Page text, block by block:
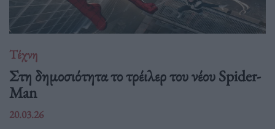
Τέχνη
Στη δημοσιότητα το τρέιλερ του νέου Spider-
Man
20.03.26